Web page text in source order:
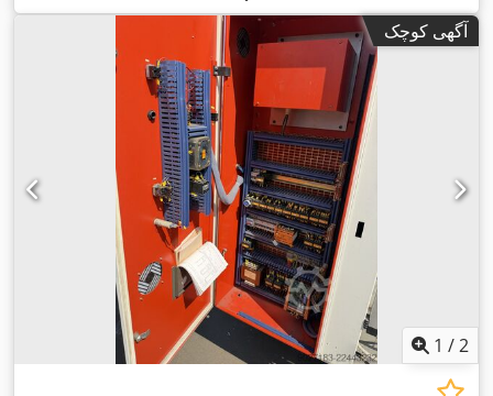
۴۲۰ میلی‌متر
, عرض کل:۳٬۶۵۰ میلی‌متر , ارتفاع کل:۲٬۹۰۰
میلی‌متر
, وزن کل: , آگهی کوچک
1 /2